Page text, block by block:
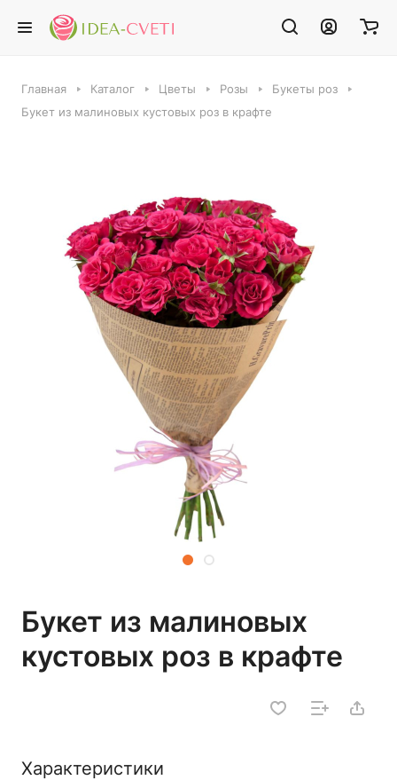
Главная Каталог Цветы Розы
Букеты роз
Букет из малиновых кустовых роз в крафте
Букет из малиновых
кустовых роз в крафте
Характеристики